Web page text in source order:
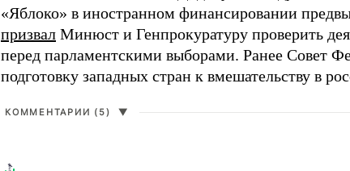
«Яблоко» в иностранном финансировании
призвал Минюст и Генпрокуратуру проверить
перед парламентскими выборами. Ранее Совет
подготовку западных стран к вмешательству в
КОММЕНТАРИИ (5) ▼